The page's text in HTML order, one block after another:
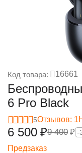
Код товара: 16661
6 Pro Black
5Отзывов: 1
6 500 ₽9 400 ₽ -
Предзаказ